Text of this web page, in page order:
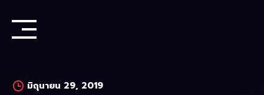
content
มิถุนายน 29, 2019